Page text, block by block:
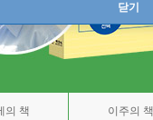
닫기
의 책 이주의 책